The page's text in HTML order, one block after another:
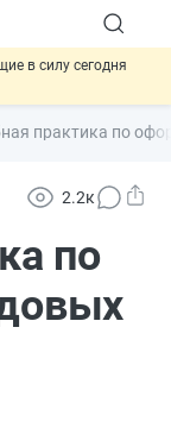
в силу сегодня
и долгосрочных
на электронные
практика по
2.2к
по